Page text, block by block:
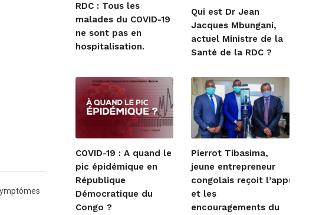
RDC : Tous les
malades du COVID-19
ne sont pas en
hospitalisation.
Qui est Dr Jean
Jacques Mbungani,
actuel Ministre de la
Santé de la RDC ?
COVID-19 : A quand le
pic épidémique en
République
Démocratique du
Congo ?
Pierrot Tibasima,
jeune entrepreneur
congolais reçoit l’appui
et les
encouragements du